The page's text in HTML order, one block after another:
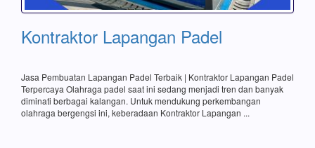
Kontraktor Lapangan Padel
Jasa Pembuatan Lapangan Padel Terbaik | Kontraktor Lapangan Padel
Terpercaya Olahraga padel saat ini sedang menjadi tren dan banyak
diminati berbagai kalangan. Untuk mendukung perkembangan
olahraga bergengsi ini, keberadaan Kontraktor Lapangan ...